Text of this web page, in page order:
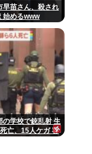
早苗さん、殺され
始めるwww
の学校で銃乱射 生
亡、15人ケガ 容